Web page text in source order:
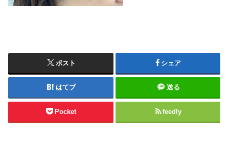
ポスト シェア
はてブ 送る
Pocket feedly